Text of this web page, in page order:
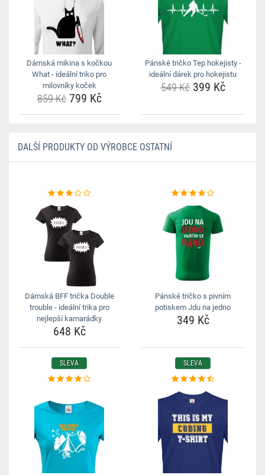
Dámská mikina s kočkou
What - ideální triko pro
milovníky koček
859 Kč799 Kč
Pánské tričko Tep hokejisty -
ideální dárek pro hokejistu
549 Kč399 Kč
DALŠÍ PRODUKTY OD VÝROBCE OSTATNÍ
Dámská BFF trička Double
trouble - ideální trika pro
nejlepší kamarádky
648 Kč
Pánské tričko s pivním
potiskem Jdu na jedno
349 Kč
SLEVA SLEVA